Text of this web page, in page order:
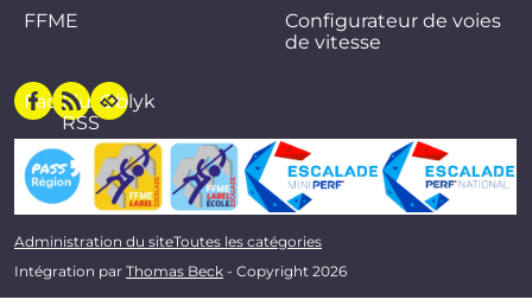
FFME
Configurateur de voies
de vitesse
Facebook
Flux
RSS
Oblyk
Administration du siteToutes les catégories
Intégration par Thomas Beck - Copyright 2026